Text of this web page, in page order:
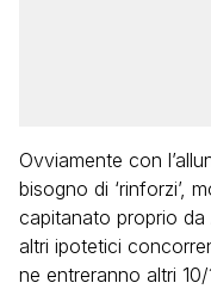
Ovviamente con
bisogno di ‘rinforzi’,
capitanato proprio
altri ipotetici
ne entreranno altri 10/